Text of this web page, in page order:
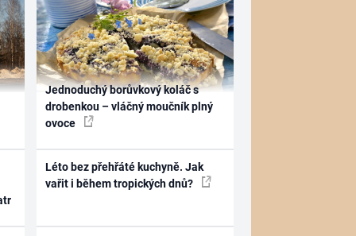
Jednoduchý borůvkový koláč s
drobenkou – vláčný moučník plný
ovoce
Léto bez přehřáté kuchyně. Jak
vařit i během tropických dnů?